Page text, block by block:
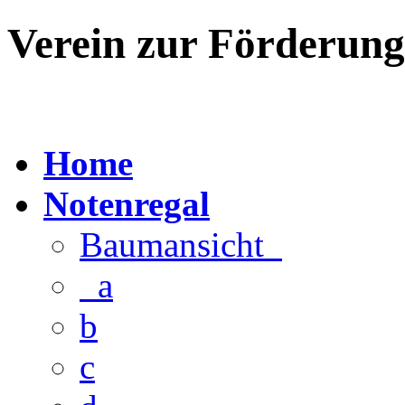
Verein zur
Home
Notenregal
Baumansicht
a
b
c